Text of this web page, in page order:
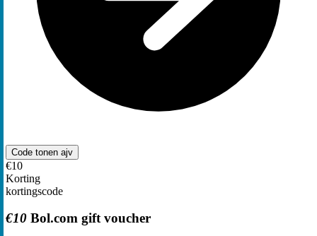
Code tonen ajv
€10
Korting
kortingscode
€10 Bol.com gift voucher